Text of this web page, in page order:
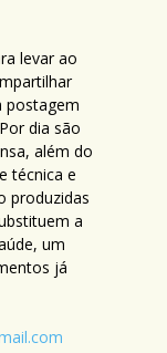
levar ao
postagem
dia são
além do
técnica e
produzidas
a
um
já